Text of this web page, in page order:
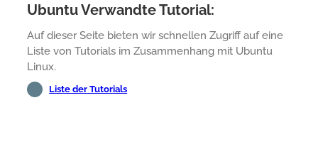
Ubuntu Verwandte Tutorial:
Auf dieser Seite bieten wir schnellen Zugriff auf eine
Liste von Tutorials im Zusammenhang mit Ubuntu
Linux.
Liste der Tutorials